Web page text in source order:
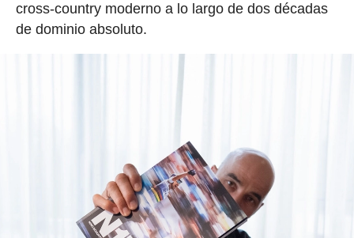
cross-country moderno a lo largo de dos décadas
de dominio absoluto.